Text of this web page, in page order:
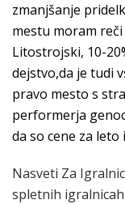
zmanjšanje
mestu moram
Litostrojski, 10-
dejstvo,da je tudi
pravo mesto s
performerja
da so cene za leto
Nasveti Za
spletnih igralnicah